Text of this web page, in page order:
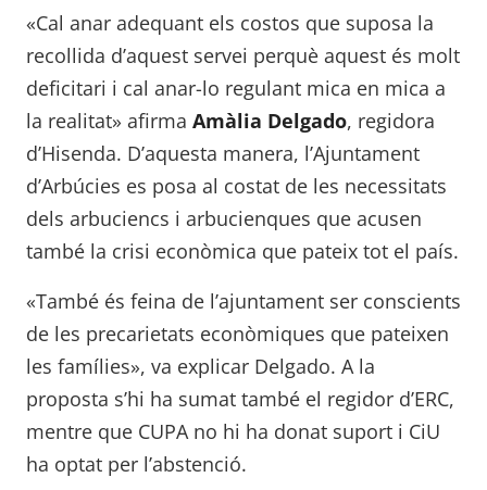
«Cal anar adequant els costos que suposa la
recollida d’aquest servei perquè aquest és molt
deficitari i cal anar-lo regulant mica en mica a
la realitat» afirma Amàlia Delgado, regidora
d’Hisenda. D’aquesta manera, l’Ajuntament
d’Arbúcies es posa al costat de les necessitats
dels arbuciencs i arbucienques que acusen
també la crisi econòmica que pateix tot el país.
«També és feina de l’ajuntament ser conscients
de les precarietats econòmiques que pateixen
les famílies», va explicar Delgado. A la
proposta s’hi ha sumat també el regidor d’ERC,
mentre que CUPA no hi ha donat suport i CiU
ha optat per l’abstenció.